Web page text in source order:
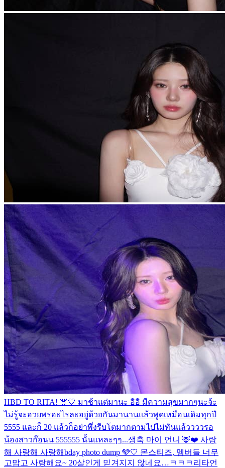
HBD TO RITA! 🫎🤍 มาช้าแต่มานะ อิอิ มีความสุขมากๆนะจ้ะ
ไม่รู้จะอวยพรอะไรละอยู่ด้วยกันมานานแล้วพูดเหมือนเดิมทุกปี
5555 และก็ 20 แล้วก็อย่าพึ่งรีบโตมากตามไปไม่ทันแล้ววววรอ
น้องสาวก๊อนน 555555 นั้นแหละๆๆ...생축 마이 언니 🦌❤️ 사랑
해 사랑해 사랑해bday photo dump 🩵🤍 몬스티즈, 멤버들 너무
고맙고 사랑해요~ 20살인게 믿겨지지 않네요…ㅋㅋㅋ 리타언